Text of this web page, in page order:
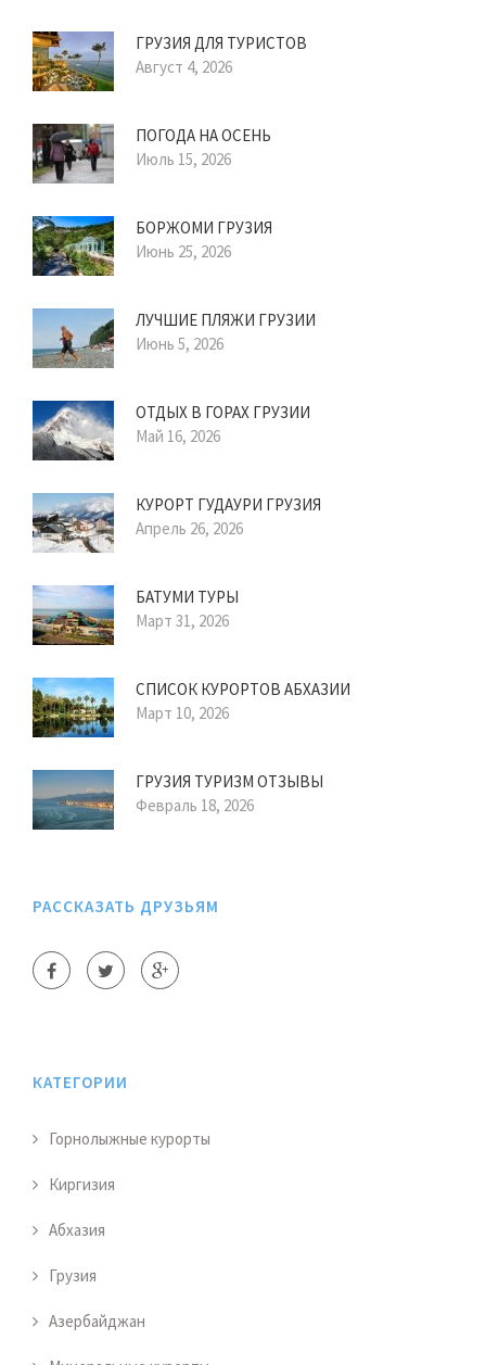
ГРУЗИЯ ДЛЯ ТУРИСТОВ
Август 4, 2026
ПОГОДА НА ОСЕНЬ
Июль 15, 2026
БОРЖОМИ ГРУЗИЯ
Июнь 25, 2026
ЛУЧШИЕ ПЛЯЖИ ГРУЗИИ
Июнь 5, 2026
ОТДЫХ В ГОРАХ ГРУЗИИ
Май 16, 2026
КУРОРТ ГУДАУРИ ГРУЗИЯ
Апрель 26, 2026
БАТУМИ ТУРЫ
Март 31, 2026
СПИСОК КУРОРТОВ АБХАЗИИ
Март 10, 2026
ГРУЗИЯ ТУРИЗМ ОТЗЫВЫ
Февраль 18, 2026
РАССКАЗАТЬ ДРУЗЬЯМ
КАТЕГОРИИ
Горнолыжные курорты
Киргизия
Абхазия
Грузия
Азербайджан